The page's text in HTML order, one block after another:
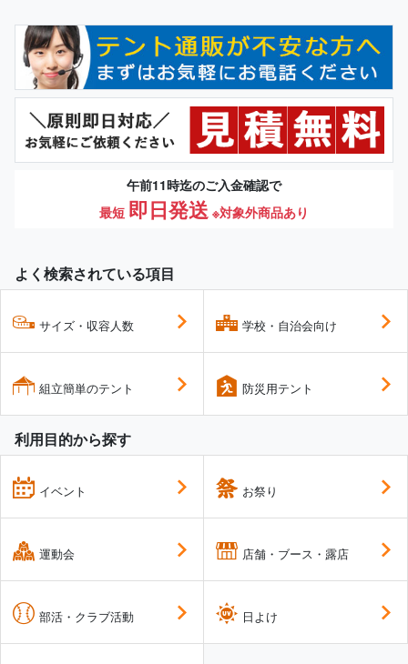
午前11時迄のご入金確認で
最短 即日発送 ※対象外商品あり
よく検索されている項目
サイズ・収容人数
組立簡単のテント
学校・自治会向け
防災用テント
利用目的から探す
イベント
運動会
部活・クラブ活動
お祭り
店舗・ブース・露店
日よけ